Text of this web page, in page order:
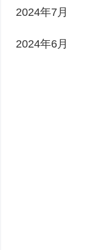
2024年7月
2024年6月